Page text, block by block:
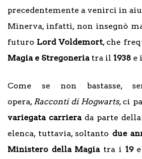
precedentemente a venirci in
Minerva, infatti, non insegnò
futuro Lord Voldemort, che
Magia e Stregoneriatra il 1938 e
Come se non bastasse,
opera, Racconti di Hogwarts, ci
variegata carrierada parte
elenca, tuttavia, soltanto due
Ministero della Magiatra i 19